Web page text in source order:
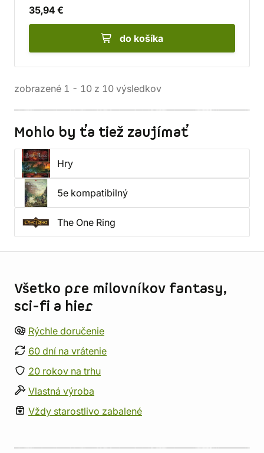
35,94 €
do košíka
zobrazené 1 - 10 z 10 výsledkov
Mohlo by ťa tiež zaujímať
Hry
5e kompatibilný
The One Ring
Všetko pre milovníkov fantasy,
sci-fi a hier
Rýchle doručenie
60 dní na vrátenie
20 rokov na trhu
Vlastná výroba
Vždy starostlivo zabalené